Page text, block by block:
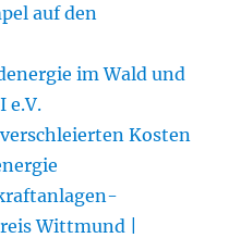
auf den
im Wald und
e.V.
Kosten
Wittmund |